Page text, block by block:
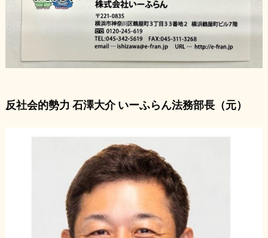
反社会的勢力 石澤大介 いーふらん法務部長（元）